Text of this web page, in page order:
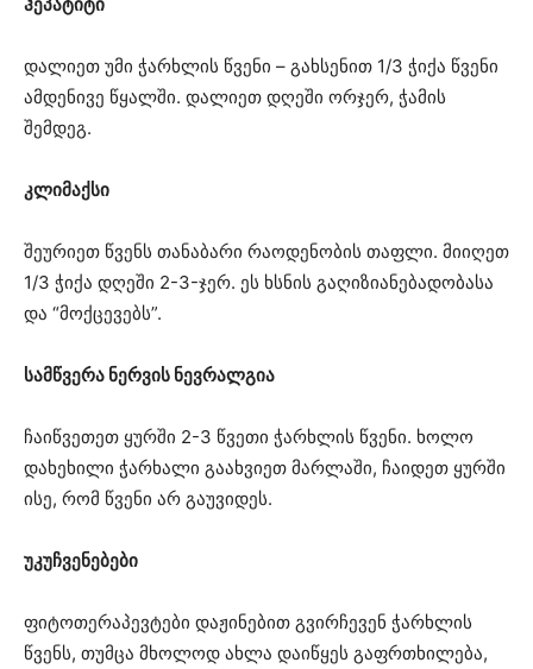
დალიეთ უმი ჭარხლის წვენი – გახსენით 1/3 ჭიქა წვენი
ამდენივე წყალში. დალიეთ დღეში ორჯერ, ჭამის
შემდეგ.
კლიმაქსი
შეურიეთ წვენს თანაბარი რაოდენობის თაფლი. მიიღეთ
1/3 ჭიქა დღეში 2-3-ჯერ. ეს ხსნის გაღიზიანებადობასა
და “მოქცევებს”.
სამწვერა ნერვის ნევრალგია
ჩაიწვეთეთ ყურში 2-3 წვეთი ჭარხლის წვენი. ხოლო
დახეხილი ჭარხალი გაახვიეთ მარლაში, ჩაიდეთ ყურში
ისე, რომ წვენი არ გაუვიდეს.
უკუჩვენებები
ფიტოთერაპევტები დაჟინებით გვირჩევენ ჭარხლის
წვენს, თუმცა მხოლოდ ახლა დაიწყეს გაფრთხილება,